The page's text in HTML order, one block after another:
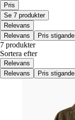
Pris
Se 7 produkter
Relevans
Relevans
Pris stigande
7 produkter
Sortera efter
Relevans
Relevans
Pris stigande